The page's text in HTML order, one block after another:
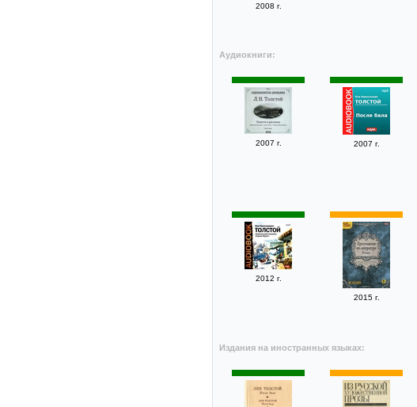
2008 г.
Аудиокниги:
2007 г. 2007 г.
2012 г.
2015 г.
Издания на иностранных языках: